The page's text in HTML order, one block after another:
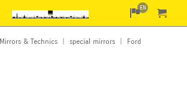
EN
Mirrors & Technics special mirrors Ford